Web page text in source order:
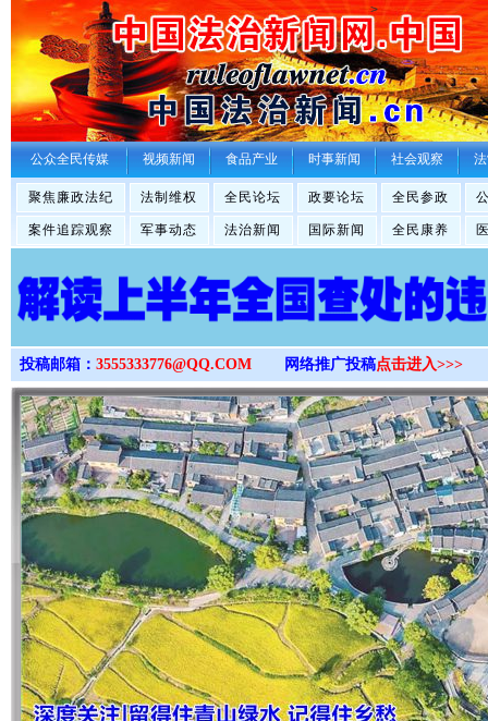
>
公众全民传媒 视频新闻 食品产业 时事新闻 社会观察
聚焦廉政法纪 法制维权 全民论坛 政要论坛 全民参政
案件追踪观察 军事动态 法治新闻 国际新闻 全民康养
投稿邮箱： 3555333776@QQ.COM 网络推广投稿点击进入>>>